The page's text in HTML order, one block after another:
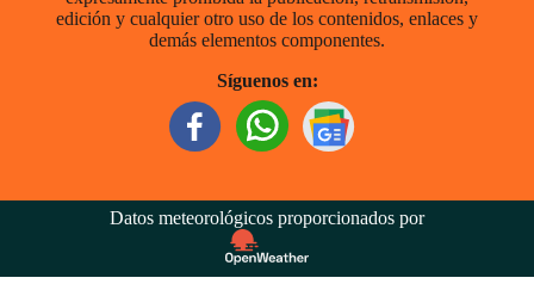
edición y cualquier otro uso de los contenidos, enlaces y
demás elementos componentes.
Síguenos en:
Datos meteorológicos proporcionados por